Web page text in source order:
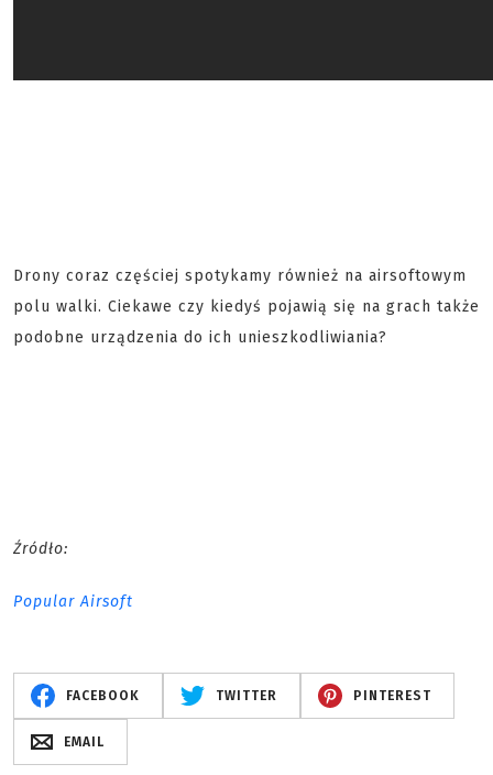
Drony coraz częściej spotykamy również na airsoftowym
polu walki. Ciekawe czy kiedyś pojawią się na grach także
podobne urządzenia do ich unieszkodliwiania?
Źródło:
Popular Airsoft
FACEBOOK TWITTER PINTEREST
EMAIL